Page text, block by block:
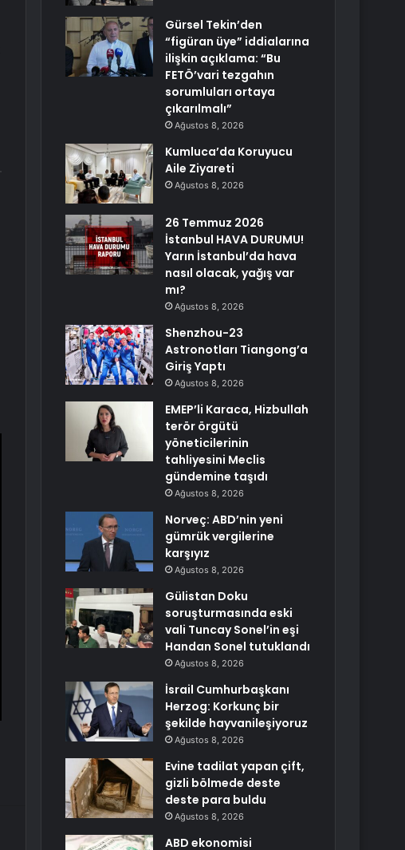
Gürsel Tekin’den
“figüran üye” iddialarına
ilişkin açıklama: “Bu
FETÖ’vari tezgahın
sorumluları ortaya
çıkarılmalı”
Ağustos 8, 2026
Kumluca’da Koruyucu
Aile Ziyareti
Ağustos 8, 2026
26 Temmuz 2026
İstanbul HAVA DURUMU!
Yarın İstanbul’da hava
nasıl olacak, yağış var
mı?
Ağustos 8, 2026
Shenzhou-23
Astronotları Tiangong’a
Giriş Yaptı
Ağustos 8, 2026
EMEP’li Karaca, Hizbullah
terör örgütü
yöneticilerinin
tahliyesini Meclis
gündemine taşıdı
Ağustos 8, 2026
Norveç: ABD’nin yeni
gümrük vergilerine
karşıyız
Ağustos 8, 2026
Gülistan Doku
soruşturmasında eski
vali Tuncay Sonel’in eşi
Handan Sonel tutuklandı
Ağustos 8, 2026
İsrail Cumhurbaşkanı
Herzog: Korkunç bir
şekilde hayvanileşiyoruz
Ağustos 8, 2026
Evine tadilat yapan çift,
gizli bölmede deste
deste para buldu
Ağustos 8, 2026
ABD ekonomisi